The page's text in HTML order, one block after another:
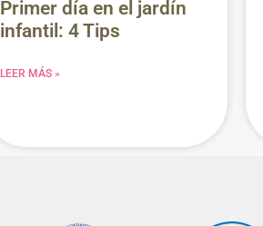
Primer día en el jardín
infantil: 4 Tips
LEER MÁS »